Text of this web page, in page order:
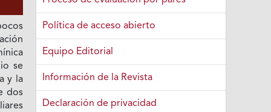
se
y la
dos
Política de acceso abierto
Equipo Editorial
Información de la Revista
Declaración de privacidad